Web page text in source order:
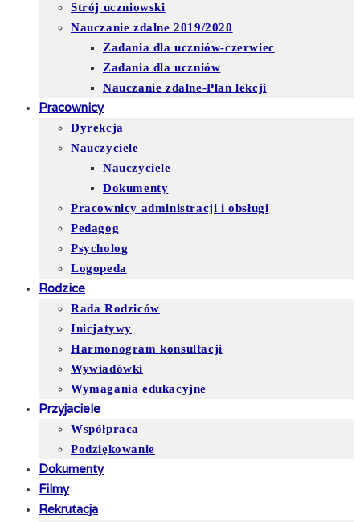
Strój uczniowski
Nauczanie zdalne 2019/2020
Zadania dla uczniów-czerwiec
Zadania dla uczniów
Nauczanie zdalne-Plan lekcji
Pracownicy
Dyrekcja
Nauczyciele
Nauczyciele
Dokumenty
Pracownicy administracji i obsługi
Pedagog
Psycholog
Logopeda
Rodzice
Rada Rodziców
Inicjatywy
Harmonogram konsultacji
Wywiadówki
Wymagania edukacyjne
Przyjaciele
Współpraca
Podziękowanie
Dokumenty
Filmy
Rekrutacja